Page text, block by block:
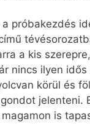
próbakezdés
a kis
nincs ilyen
körül és
jelenteni.
is